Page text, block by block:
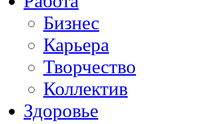
Бизнес
Карьера
Творчество
Коллектив
Здоровье